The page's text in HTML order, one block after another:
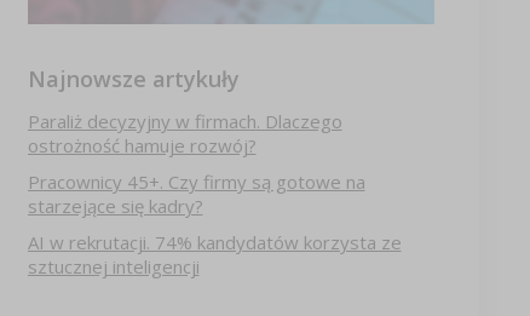
Najnowsze artykuły
Paraliż decyzyjny w firmach. Dlaczego
ostrożność hamuje rozwój?
Pracownicy 45+. Czy firmy są gotowe na
starzejące się kadry?
AI w rekrutacji. 74% kandydatów korzysta ze
sztucznej inteligencji